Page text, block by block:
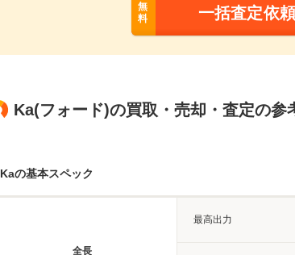
無
料
一括査定依
Ka(フォード)の買取・売却・査定の参
Kaの基本スペック
全長
最高出力